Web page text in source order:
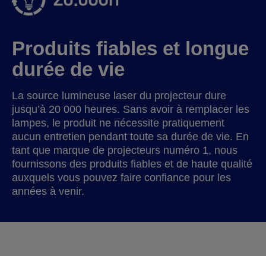
Produits fiables et longue
durée de vie
La source lumineuse laser du projecteur dure
jusqu’à 20 000 heures. Sans avoir à remplacer les
lampes, le produit ne nécessite pratiquement
aucun entretien pendant toute sa durée de vie. En
tant que marque de projecteurs numéro 1, nous
fournissons des produits fiables et de haute qualité
auxquels vous pouvez faire confiance pour les
années à venir.